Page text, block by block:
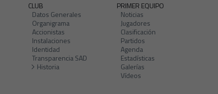
CLUB
Datos Generales
Organigrama
Accionistas
Instalaciones
Identidad
Transparencia SAD
Historia
PRIMER EQUIPO
Noticias
Jugadores
Clasificación
Partidos
Agenda
Estadísticas
Galerías
Vídeos